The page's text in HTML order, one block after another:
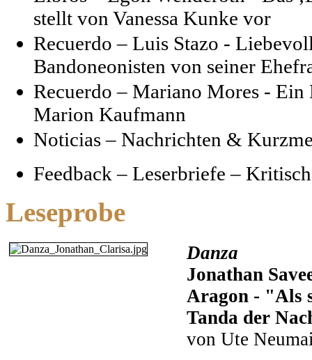
stellt von Vanessa Kunke vor
Recuerdo – Luis Stazo -
Bandoneonisten von seiner
Recuerdo – Mariano Mores -
Marion Kaufmann
Noticias – Nachrichten &
Feedback – Leserbriefe –
Leseprobe
Danza
Jonathan
Aragon - "Als
Tanda der
von Ute